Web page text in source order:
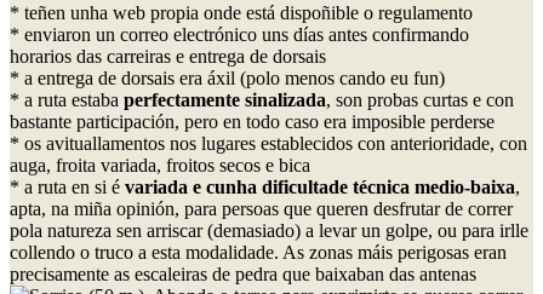
* teñen unha web propia onde está dispoñible o regulamento
* enviaron un correo electrónico uns días antes confirmando
horarios das carreiras e entrega de dorsais
* a entrega de dorsais era áxil (polo menos cando eu fun)
* a ruta estaba perfectamente sinalizada, son probas curtas e con
bastante participación, pero en todo caso era imposible perderse
* os avituallamentos nos lugares establecidos con anterioridade, con
auga, froita variada, froitos secos e bica
* a ruta en si é variada e cunha dificultade técnica medio-baixa,
apta, na miña opinión, para persoas que queren desfrutar de correr
pola natureza sen arriscar (demasiado) a levar un golpe, ou para irlle
collendo o truco a esta modalidade. As zonas máis perigosas eran
precisamente as escaleiras de pedra que baixaban das antenas